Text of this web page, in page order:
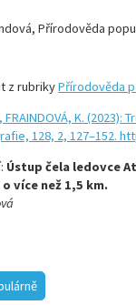
Přírodověda
z rubrikyPřírodověda
FRAINDOVÁ, K.
128, 2, 127–152.
Ústup čela ledovce
více než 1,5 km.